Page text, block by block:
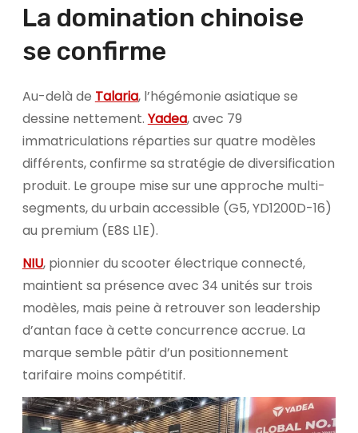
La domination chinoise
se confirme
Au-delà de Talaria, l’hégémonie asiatique se
dessine nettement. Yadea, avec 79
immatriculations réparties sur quatre modèles
différents, confirme sa stratégie de diversification
produit. Le groupe mise sur une approche multi-
segments, du urbain accessible (G5, YD1200D-16)
au premium (E8S L1E).
NIU, pionnier du scooter électrique connecté,
maintient sa présence avec 34 unités sur trois
modèles, mais peine à retrouver son leadership
d’antan face à cette concurrence accrue. La
marque semble pâtir d’un positionnement
tarifaire moins compétitif.